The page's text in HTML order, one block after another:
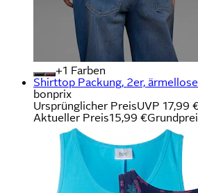
+
Farben
Shirttop Packung, 2er,
bonprix
Ursprünglicher PreisUVP 17,99
Aktueller Preis15,99 €